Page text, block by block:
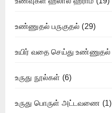
உண்ணுதல் பருகுதல் (29)
உயிர் வதை செய்து உண்ணுதல்
உருது நூல்கள் (6)
உருது பொருள் அட்டவணை (1)